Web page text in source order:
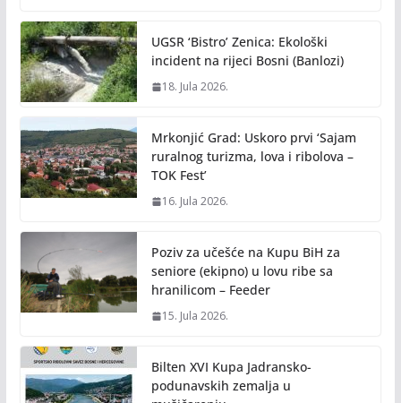
UGSR ‘Bistro’ Zenica: Ekološki
incident na rijeci Bosni (Banlozi)
18. Jula 2026.
Mrkonjić Grad: Uskoro prvi ‘Sajam
ruralnog turizma, lova i ribolova –
TOK Fest’
16. Jula 2026.
Poziv za učešće na Kupu BiH za
seniore (ekipno) u lovu ribe sa
hranilicom – Feeder
15. Jula 2026.
Bilten XVI Kupa Jadransko-
podunavskih zemalja u